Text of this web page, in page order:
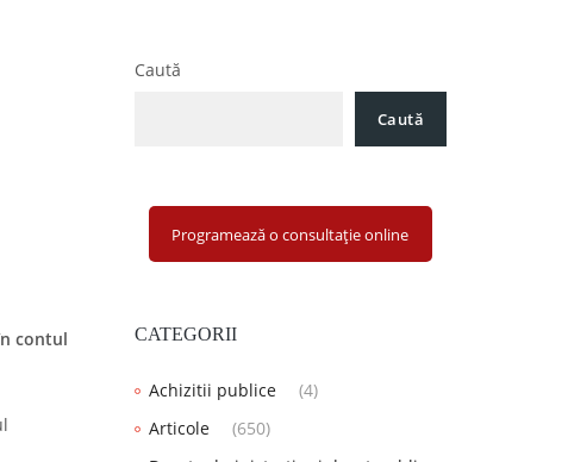
contul
Caută
Caută
Programează o consultație online
CATEGORII
Achizitii publice
(4)
Articole
(650)